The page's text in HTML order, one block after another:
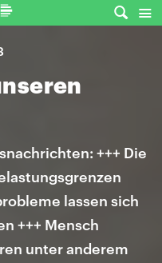
+++ Die
lassen sich
+++ Mensch
unter anderem